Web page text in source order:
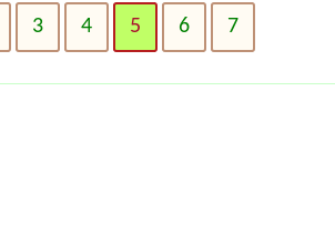
3 4 5 6 7